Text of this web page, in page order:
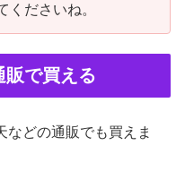
くださいね。
で買える
などの通販でも買えま